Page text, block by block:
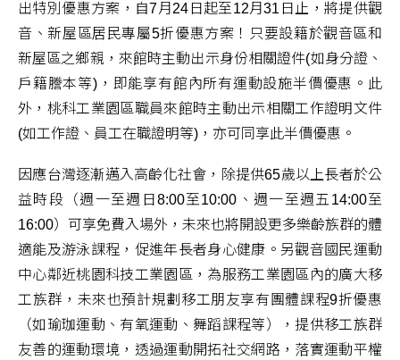
出特別優惠方案，自7月24日起至12月31日止，將提供觀
音、新屋區居民專屬5折優惠方案！只要設籍於觀音區和
新屋區之鄉親，來館時主動出示身份相關證件(如身分證、
戶籍謄本等)，即能享有館內所有運動設施半價優惠。此
外，桃科工業園區職員來館時主動出示相關工作證明文件
(如工作證、員工在職證明等)，亦可同享此半價優惠。
因應台灣逐漸邁入高齡化社會，除提供65歲以上長者於公
益時段（週一至週日8:00至10:00、週一至週五14:00至
16:00）可享免費入場外，未來也將開設更多樂齡族群的體
適能及游泳課程，促進年長者身心健康。另觀音國民運動
中心鄰近桃園科技工業園區，為服務工業園區內的廣大移
工族群，未來也預計規劃移工朋友享有團體課程9折優惠
（如瑜珈運動、有氧運動、舞蹈課程等），提供移工族群
友善的運動環境，透過運動開拓社交網路，落實運動平權